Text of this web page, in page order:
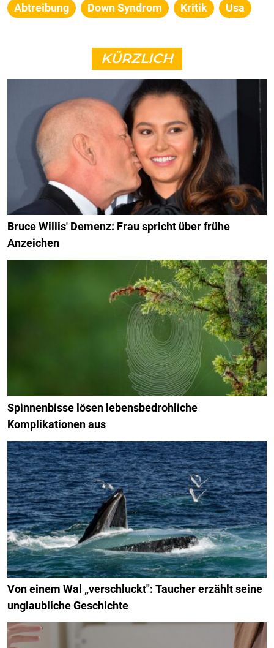
Abtreibung Down Syndrom Kritik Usa
KÜRZLICH
Bruce Willis' Demenz: Frau spricht über frühe
Anzeichen
Spinnenbisse lösen lebensbedrohliche
Komplikationen aus
Von einem Wal „verschluckt": Taucher erzählt seine
unglaubliche Geschichte